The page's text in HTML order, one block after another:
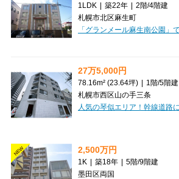
1LDK | 築22年 | 2階/4階建
札幌市北区麻生町
27万5,000円
78.16m² (23.64坪) | 1階/5階建
札幌市西区山の手三条
NEW 2,500万円
1K | 築18年 | 5階/9階建
墨田区両国